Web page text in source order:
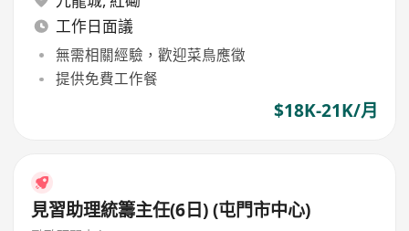
工作日面議
無需相關經驗，歡迎菜鳥應徵
提供免費工作餐
$18K-21K/月
見習助理統籌主任(6日) (屯門市中心)